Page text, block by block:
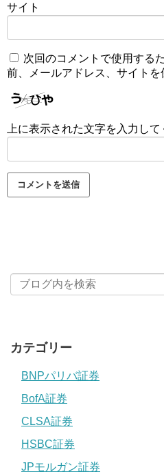
サイト
次回のコメントで使用する
前、メールアドレス、サイトを
上に表示された文字を入力して
カテゴリー
BNPパリバ証券
BofA証券
CLSA証券
HSBC証券
JPモルガン証券